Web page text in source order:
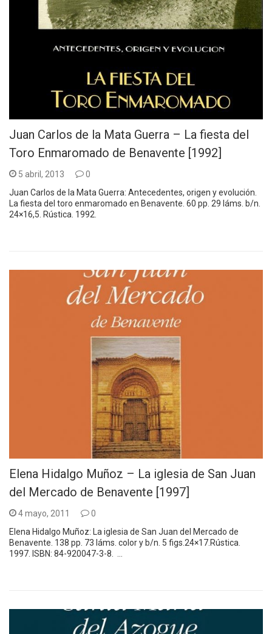
Juan Carlos de la Mata Guerra – La fiesta del
Toro Enmaromado de Benavente [1992]
5 abril, 2013
0
Juan Carlos de la Mata Guerra: Antecedentes, origen y evolución.
La fiesta del toro enmaromado en Benavente. 60 pp. 29 láms. b/n.
24×16,5. Rústica. 1992.
Elena Hidalgo Muñoz – La iglesia de San Juan
del Mercado de Benavente [1997]
4 mayo, 2011
0
Elena Hidalgo Muñoz: La iglesia de San Juan del Mercado de
Benavente. 138 pp. 73 láms. color y b/n. 5 figs.24×17.Rústica.
1997. ISBN: 84-920047-3-8. …